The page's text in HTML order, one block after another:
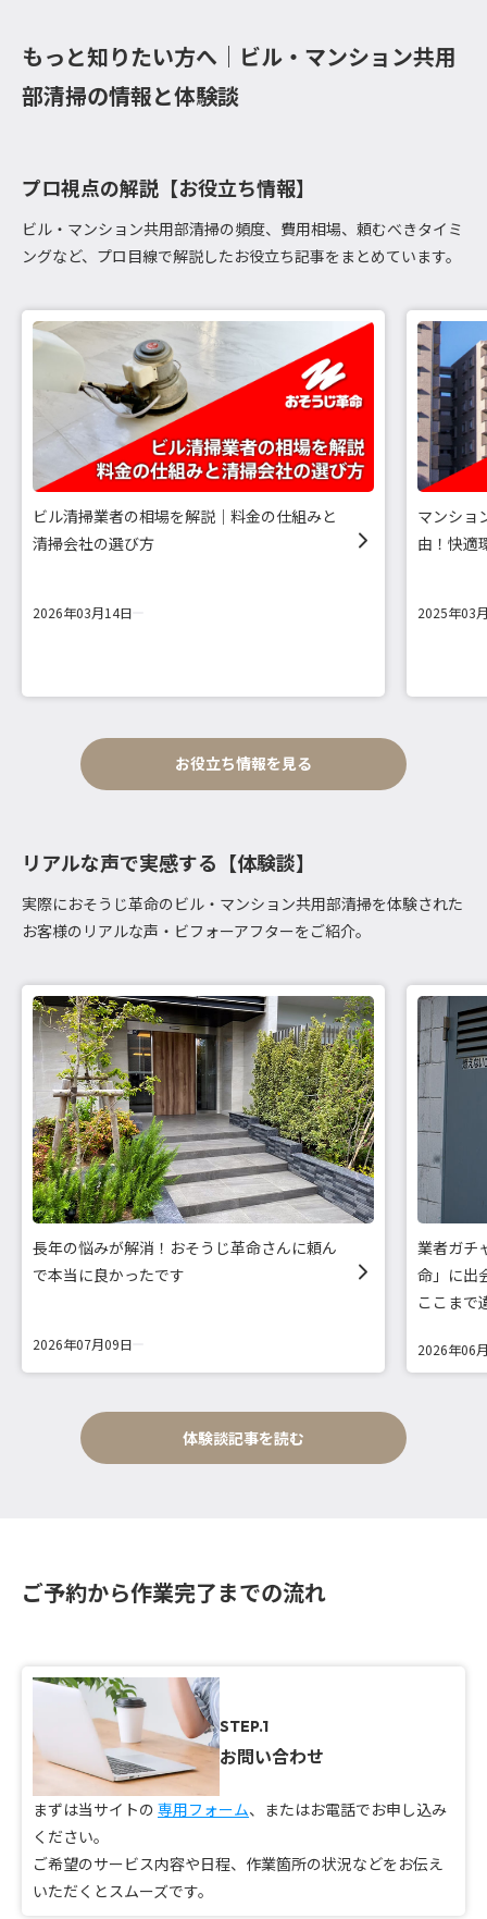
もっと知りたい方へ｜ビル・マンション共用
部清掃の情報と体験談
プロ視点の解説【お役立ち情報】
ビル・マンション共用部清掃の頻度、費用相場、頼むべきタイミ
ングなど、プロ目線で解説したお役立ち記事をまとめています。
ビル清掃業者の相場を解説｜料金の仕組みと
清掃会社の選び方
2026年03月14日
マンショ
由！快適
2025年03
お役立ち情報を見る
リアルな声で実感する【体験談】
実際におそうじ革命のビル・マンション共用部清掃を体験された
お客様のリアルな声・ビフォーアフターをご紹介。
長年の悩みが解消！おそうじ革命さんに頼ん
で本当に良かったです
2026年07月09日
業者ガチ
命」に出
ここまで
2026年06
体験談記事を読む
ご予約から作業完了までの流れ
STEP.1
お問い合わせ
まずは当サイトの 専用フォーム、またはお電話でお申し込み
ください。
ご希望のサービス内容や日程、作業箇所の状況などをお伝え
いただくとスムーズです。